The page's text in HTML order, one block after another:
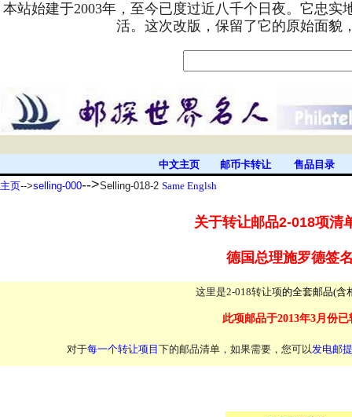
本站始建于2003年，至今已度过近八千个日夜。它忠
活。这次改版，保留了它的原始面貌
中文主页 邮币卡转让
售品目录
主页-->selling-000-->Selling-018-2 Same Englsh
关于转让邮品2-018项清
德国总理施罗德签
这里是2-018转让项的全套邮品(含
此项邮品于2013年3月份已
对于每一个转让项目 下的邮品清单，如果需要，您可以发电邮